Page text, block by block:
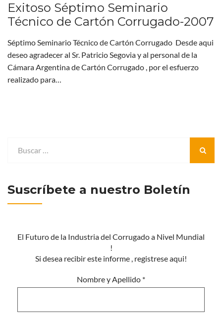
Exitoso Séptimo Seminario
Técnico de Cartón Corrugado-2007
Séptimo Seminario Técnico de Cartón Corrugado Desde aqui
deseo agradecer al Sr. Patricio Segovia y al personal de la
Cámara Argentina de Cartón Corrugado , por el esfuerzo
realizado para…
Suscríbete a nuestro Boletín
El Futuro de la Industria del Corrugado a Nivel Mundial
!
Si desea recibir este informe , registrese aqui!
Nombre y Apellido *